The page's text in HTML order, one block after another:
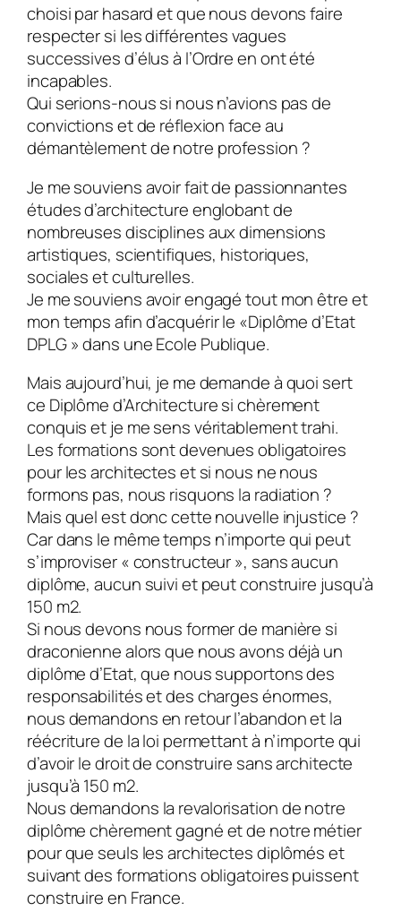
choisi par hasard et que nous devons faire
respecter si les différentes vagues
successives d’élus à l’Ordre en ont été
incapables.
Qui serions-nous si nous n’avions pas de
convictions et de réflexion face au
démantèlement de notre profession ?
Je me souviens avoir fait de passionnantes
études d’architecture englobant de
nombreuses disciplines aux dimensions
artistiques, scientifiques, historiques,
sociales et culturelles.
Je me souviens avoir engagé tout mon être et
mon temps afin d’acquérir le «Diplôme d’Etat
DPLG » dans une Ecole Publique.
Mais aujourd’hui, je me demande à quoi sert
ce Diplôme d’Architecture si chèrement
conquis et je me sens véritablement trahi.
Les formations sont devenues obligatoires
pour les architectes et si nous ne nous
formons pas, nous risquons la radiation ?
Mais quel est donc cette nouvelle injustice ?
Car dans le même temps n’importe qui peut
s’improviser « constructeur », sans aucun
diplôme, aucun suivi et peut construire jusqu’à
150 m2.
Si nous devons nous former de manière si
draconienne alors que nous avons déjà un
diplôme d’Etat, que nous supportons des
responsabilités et des charges énormes,
nous demandons en retour l’abandon et la
réécriture de la loi permettant à n’importe qui
d’avoir le droit de construire sans architecte
jusqu’à 150 m2.
Nous demandons la revalorisation de notre
diplôme chèrement gagné et de notre métier
pour que seuls les architectes diplômés et
suivant des formations obligatoires puissent
construire en France.